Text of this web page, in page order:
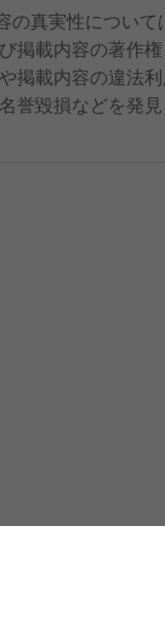
の真実性につい
掲載内容の著作
掲載内容の違法
誉毀損などを発